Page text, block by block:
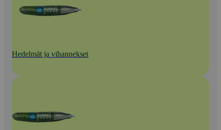
Hedelmät ja vihannekset